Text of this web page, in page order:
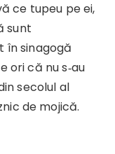
ce tupeu pe ei,
sunt
în sinagogă
ori că nu s‑au
secolul al
de mojică.